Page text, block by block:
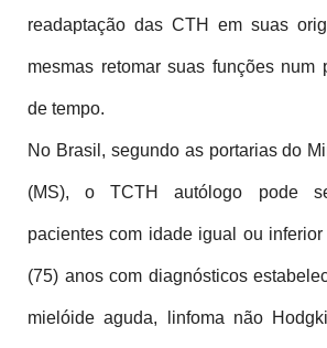
readaptação das CTH em suas
mesmas retomar suas funções num
de tempo.
No Brasil, segundo as portarias do
(MS), o TCTH autólogo pode
pacientes com idade igual ou
(75) anos com diagnósticos
mielóide aguda, linfoma não